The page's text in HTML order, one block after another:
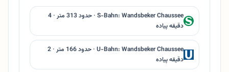
S-Bahn: Wandsbeker Chaussee · حدود 313 متر · 4
دقیقه پیاده
U-Bahn: Wandsbeker Chaussee · حدود 166 متر · 2
دقیقه پیاده